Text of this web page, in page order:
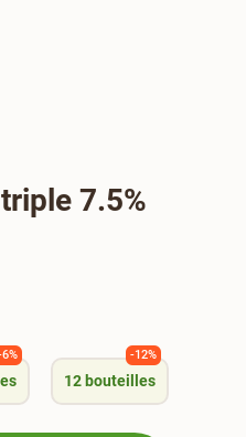
7.5%
12 bouteilles
-12%